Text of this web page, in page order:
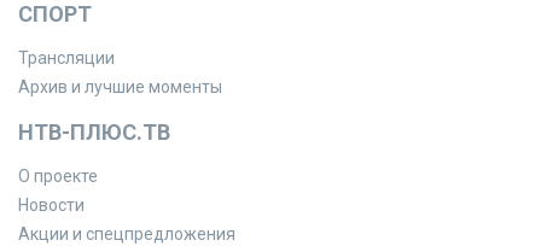
СПОРТ
Трансляции
Архив и лучшие моменты
НТВ-ПЛЮС.ТВ
О проекте
Новости
Акции и спецпредложения